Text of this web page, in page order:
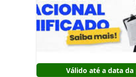
Válido até a data da